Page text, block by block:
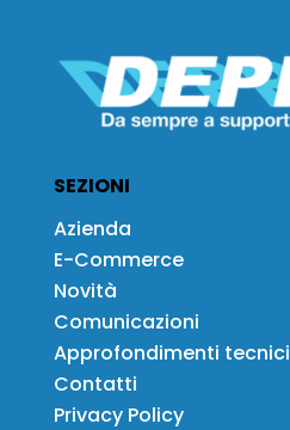
SEZIONI
Azienda
E-Commerce
Novità
Comunicazioni
Approfondimenti tecnici
Contatti
Privacy Policy